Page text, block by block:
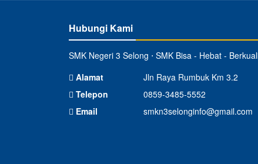
Hubungi Kami
SMK Negeri 3 Selong ⋅ SMK Bisa - Hebat -
Alamat
Jln Raya Rumbuk Km 3.2
Telepon
0859-3485-5552
Email
smkn3selonginfo@gmail.com